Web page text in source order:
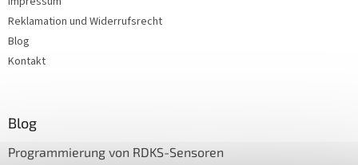
Reklamation und Widerrufsrecht
Blog
Kontakt
Blog
Programmierung von RDKS-Sensoren